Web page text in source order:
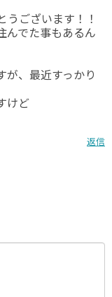
ございます！！
んでた事もあるん
が、最近すっかり
けど
返信